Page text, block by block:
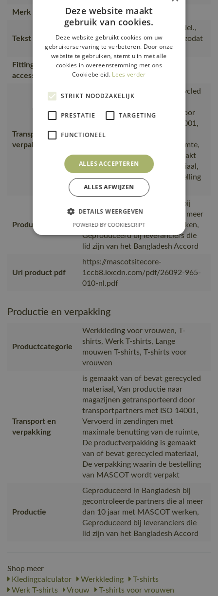
Merk
MASCOT®
Tekst usp
Speciaal getailleerd damesmodel.,
Band over de naad bij de nek, zodat
de naad niet irriteert.
Fitting
accessories
18050-802, 50602-010
Transport en
verpakking
is gemaakt van of bevat gerecycled
materiaal, Van productie naar
magazijnen getransporteerd door
transportpartners met ISO 14001,
Vervoerd in zendingen met
maximale benutting van de ruimte,
De productverpakking is gemaakt
van of bevat gerecycled materiaal,
De verpakking waarin de bestelling
van MASCOT wordt verpakt
Productie
Geproduceerd in Bangladesh bij
gecontroleerde partners die al meer
dan 10 jaar met MASCOT werken,
Geproduceerd bij leveranciers die
lid zijn van het Bangladesh Accord
Url product pdf
https://mascotsitecore-
1ccb8.kxcdn.com/pdf/26092-965-
010-nl.pdf
Productie en verpakking
Productcategorie
Werkkleding voor vrouwen, T-
shirts, Werk T-shirts, Lange
mouwen T-shirts, T-shirts voor
vrouwen
Transport en
verpakking
is gemaakt van of bevat gerecycled
materiaal, Van productie naar
magazijnen getransporteerd door
transportpartners met ISO 14001,
Vervoerd in zendingen met
maximale benutting van de ruimte,
De productverpakking is gemaakt
van of bevat gerecycled materiaal,
De verpakking waarin de bestelling
van MASCOT wordt verpakt
Productie
Geproduceerd in Bangladesh bij
gecontroleerde partners die al meer
dan 10 jaar met MASCOT werken,
Geproduceerd bij leveranciers die
lid zijn van het Bangladesh Accord
Shop meer
Kledingcalculator
Werkkleding
T-shirts
Werk T-shirts
Vrouw
T-shirts voor vrouwen
Deze website maakt
gebruik van cookies.
Deze website gebruikt cookies om uw
gebruikerservaring te verbeteren. Door onze
website te gebruiken, stemt u in met alle
cookies in overeenstemming met ons
Cookiebeleid. Lees verder
STRIKT NOODZAKELIJK
PRESTATIE TARGETING
FUNCTIONEEL
ALLES ACCEPTEREN
ALLES AFWIJZEN
DETAILS WEERGEVEN
POWERED BY COOKIESCRIPT